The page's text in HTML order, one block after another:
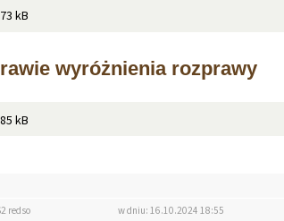
kB
wyróżnienia rozprawy
kB
redso
w dniu: 16.10.2024 18:55